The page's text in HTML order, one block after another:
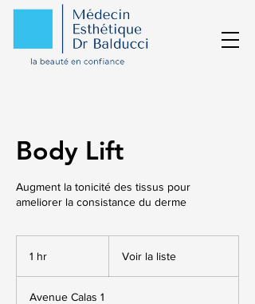
Body Lift
Augment la tonicité des tissus pour
ameliorer la consistance du derme
1 hr
listeVoir la liste
Avenue Calas 1